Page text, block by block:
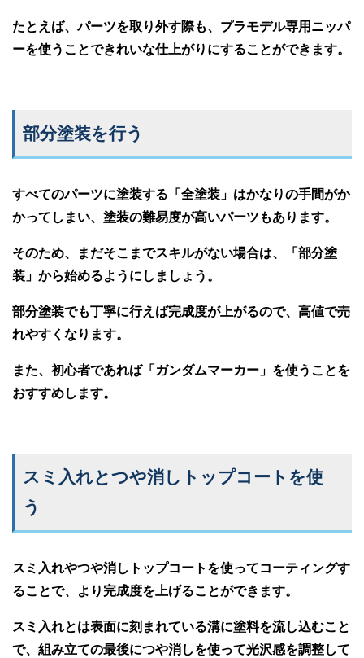
たとえば、パーツを取り外す際も、プラモデル専用ニッパ
ーを使うことできれいな仕上がりにすることができます。
部分塗装を行う
すべてのパーツに塗装する「全塗装」はかなりの手間がか
かってしまい、塗装の難易度が高いパーツもあります。
そのため、まだそこまでスキルがない場合は、「部分塗
装」から始めるようにしましょう。
部分塗装でも丁寧に行えば完成度が上がるので、高値で売
れやすくなります。
また、初心者であれば「ガンダムマーカー」を使うことを
おすすめします。
スミ入れとつや消しトップコートを使
う
スミ入れやつや消しトップコートを使ってコーティングす
ることで、より完成度を上げることができます。
スミ入れとは表面に刻まれている溝に塗料を流し込むこと
で、組み立ての最後につや消しを使って光沢感を調整して